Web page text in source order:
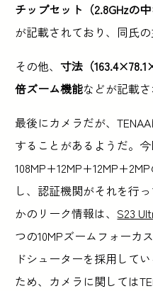
チップセット（2.8GHzの
が記載されており、同氏
その他、寸法（
倍ズーム機能などが記載さ
最後にカメラだが、
することがあるようだ。今
し、認証機関がそれを行
かのリーク情報は、S23
つの10MPズームフォーカ
ドシューターを採用して
ため、カメラに関しては